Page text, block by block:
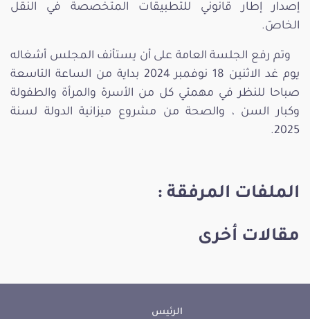
إصدار إطار قانوني للتطبيقات المتخصصة في النقل
الخاصّ.
وتم رفع الجلسة العامة على أن يستأنف المجلس أشغاله
يوم غد الاثنين 18 نوفمبر 2024 بداية من الساعة التاسعة
صباحا للنظر في مهمتي كل من الأسرة والمرأة والطفولة
وكبار السن ، والصحة من مشروع ميزانية الدولة لسنة
2025.
الملفات المرفقة :
مقالات أخرى
الرئيس